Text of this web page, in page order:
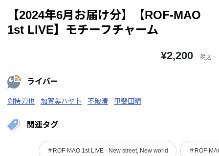
【2024年6月お届け分】【ROF-MAO
1st LIVE】モチーフチャーム
¥2,200 税込
ライバー
剣持刀也 加賀美ハヤト 不破湊 甲斐田晴
関連タグ
＃ROF-MAO 1st LIVE - New street, New world ＃ROF-